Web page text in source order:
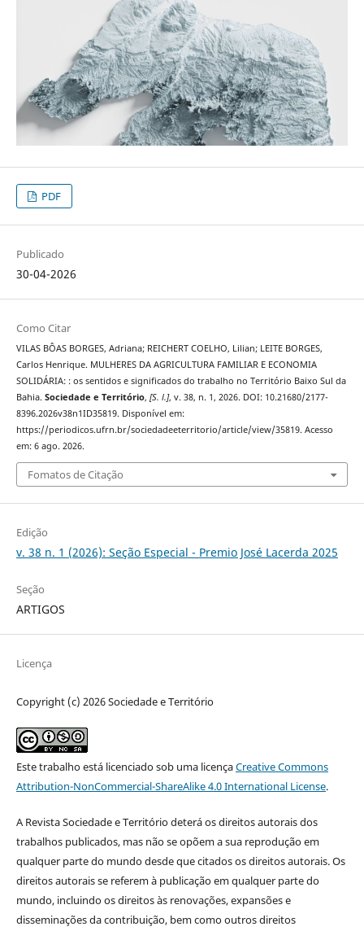
PDF
Publicado
30-04-2026
Como Citar
VILAS BÔAS BORGES, Adriana; REICHERT COELHO, Lilian; LEITE BORGES,
Carlos Henrique. MULHERES DA AGRICULTURA FAMILIAR E ECONOMIA
SOLIDÁRIA: : os sentidos e significados do trabalho no Território Baixo Sul da
Bahia. Sociedade e Território, [S. l.], v. 38, n. 1, 2026. DOI: 10.21680/2177-
8396.2026v38n1ID35819. Disponível em:
https://periodicos.ufrn.br/sociedadeeterritorio/article/view/35819. Acesso
em: 6 ago. 2026.
Fomatos de Citação
Edição
v. 38 n. 1 (2026): Seção Especial - Premio José Lacerda 2025
Seção
ARTIGOS
Licença
Copyright (c) 2026 Sociedade e Território
Este trabalho está licenciado sob uma licençaCreative Commons
Attribution-NonCommercial-ShareAlike 4.0 International License.
A Revista Sociedade e Território deterá os direitos autorais dos
trabalhos publicados, mas não se opõem a sua reprodução em
qualquer parte do mundo desde que citados os direitos autorais. Os
direitos autorais se referem à publicação em qualquer parte do
mundo, incluindo os direitos às renovações, expansões e
disseminações da contribuição, bem como outros direitos